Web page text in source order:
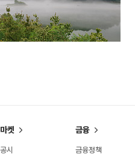
마켓
공시
금융
금융정책